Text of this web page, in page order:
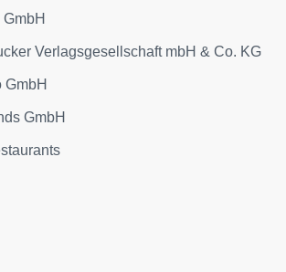
Verlagsgesellschaft mbH & Co. KG
GmbH
GmbH